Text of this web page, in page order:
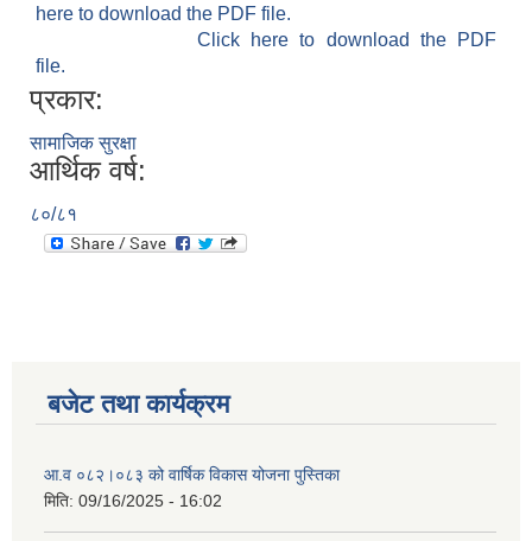
here to download the PDF file.
Click here to download the PDF
file.
प्रकार:
सामाजिक सुरक्षा
आर्थिक वर्ष:
८०/८१
बजेट तथा कार्यक्रम
आ.व ०८२।०८३ को वार्षिक विकास योजना पुस्तिका
मिति: 09/16/2025 - 16:02